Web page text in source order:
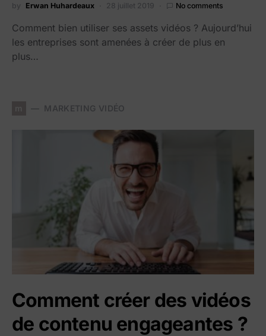
by Erwan Huhardeaux 28 juillet 2019 No comments
Comment bien utiliser ses assets vidéos ? Aujourd’hui
les entreprises sont amenées à créer de plus en
plus…
MARKETING VIDÉO
Comment créer des vidéos
de contenu engageantes ?